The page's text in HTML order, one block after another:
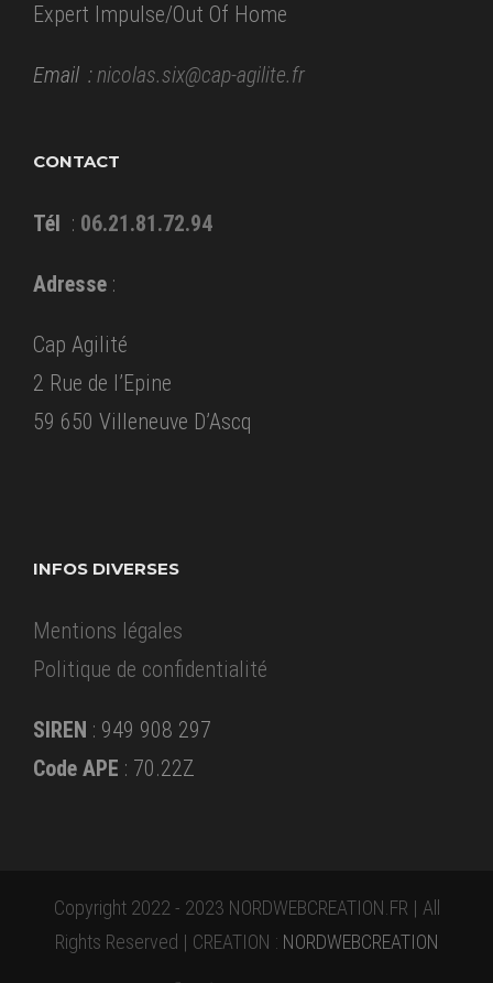
Expert Impulse/Out Of Home
Email :nicolas.six@cap-agilite.fr
CONTACT
Tél : 06.21.81.72.94
Adresse :
Cap Agilité
2 Rue de l’Epine
59 650 Villeneuve D’Ascq
INFOS DIVERSES
Mentions légales
Politique de confidentialité
SIREN : 949 908 297
Code APE : 70.22Z
Copyright 2022 - 2023 NORDWEBCREATION.FR | All
Rights Reserved | CREATION : NORDWEBCREATION